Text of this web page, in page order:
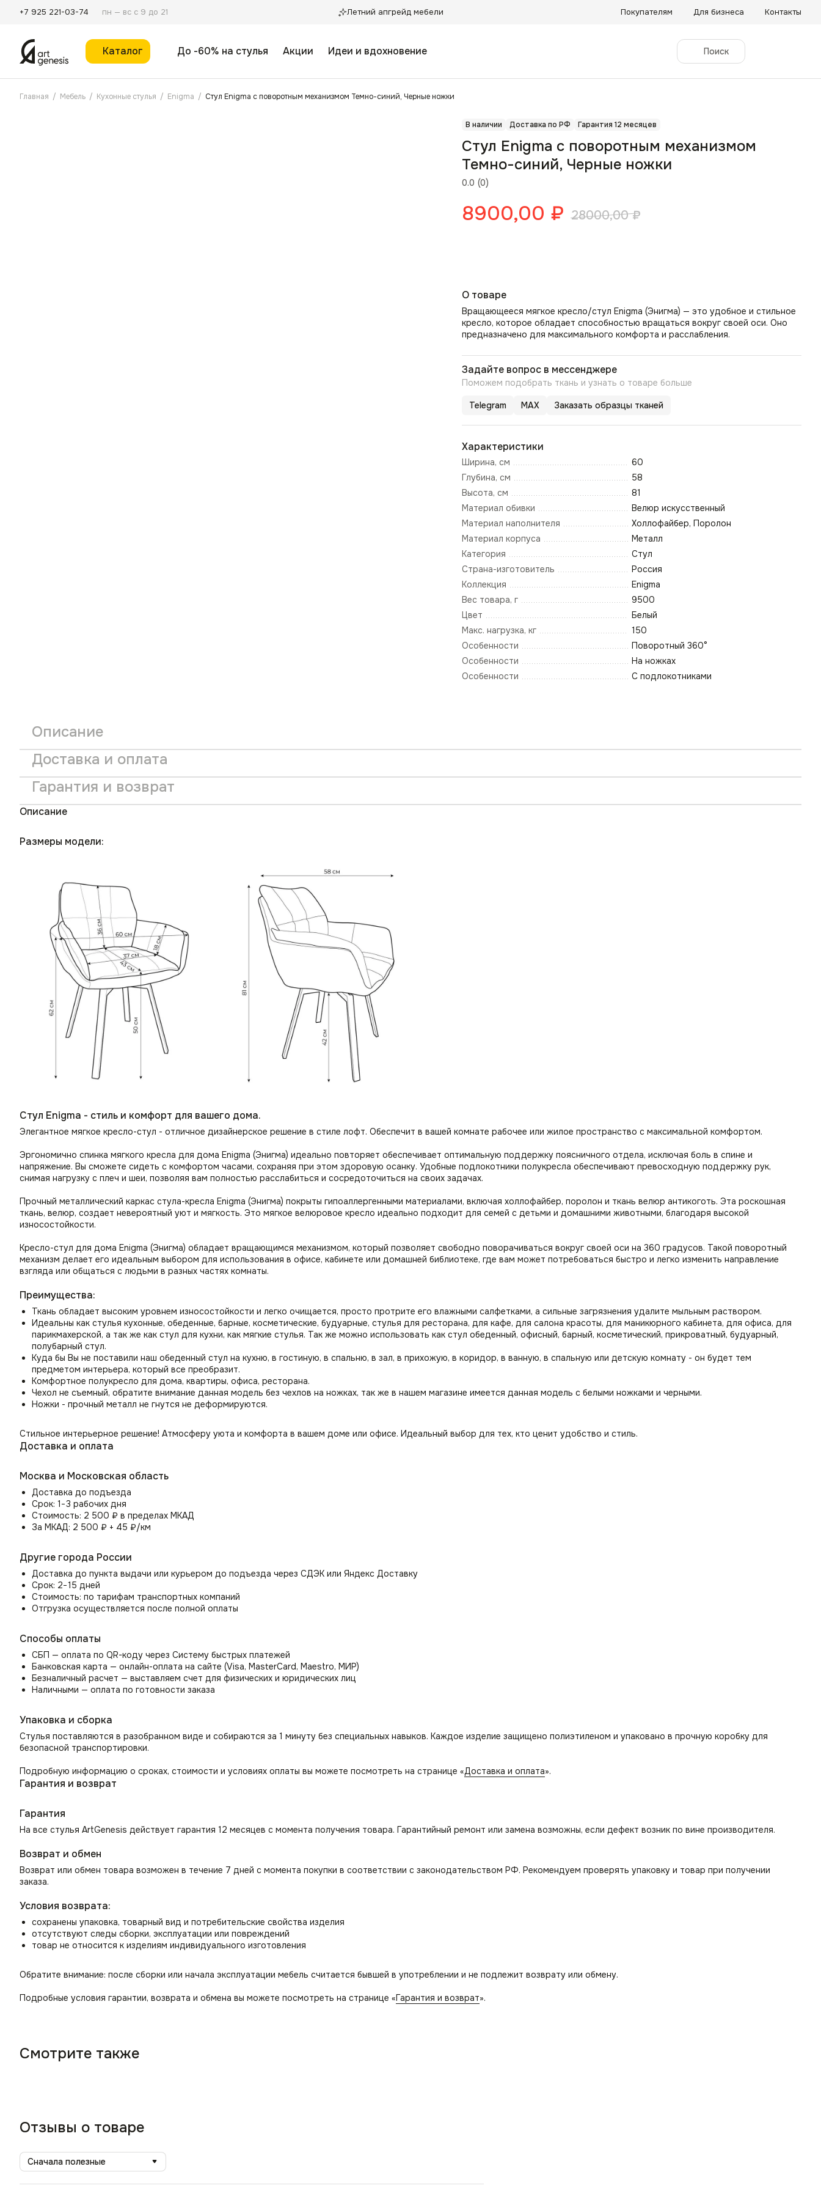
+7 925 221-03-74 пн — вс с 9 до 21 Летний апгрейд мебели Покупателям Для бизнеса Контакты
Каталог До -60% на стулья Акции Идеи и вдохновение Поиск
Главная / Мебель / Кухонные стулья / Enigma / Стул Enigma с поворотным механизмом Темно-синий, Черные ножки
В наличии Доставка по РФ Гарантия 12 месяцев
0.0 (0)
Стул Enigma с поворотным механизмом
Темно-синий, Черные ножки
8900,00 ₽ 28000,00 ₽
О товаре
Вращающееся мягкое кресло/стул Enigma (Энигма) — это удобное и стильное
кресло, которое обладает способностью вращаться вокруг своей оси. Оно
предназначено для максимального комфорта и расслабления.
Задайте вопрос в мессенджере
Поможем подобрать ткань и узнать о товаре больше
Telegram MAX Заказать образцы тканей
Характеристики
Ширина, см
60
Глубина, см
58
Высота, см
81
Материал обивки
Велюр искусственный
Материал наполнителя
Холлофайбер, Поролон
Материал корпуса
Металл
Категория
Стул
Страна-изготовитель
Россия
Коллекция
Enigma
Вес товара, г
9500
Цвет
Белый
Макс. нагрузка, кг
150
Особенности
Поворотный 360°
Особенности
На ножках
Особенности
С подлокотниками
Описание
Доставка и оплата
Гарантия и возврат
Описание
Размеры модели:
Стул Enigma - стиль и комфорт для вашего дома.
Элегантное мягкое кресло-стул - отличное дизайнерское решение в стиле лофт. Обеспечит в вашей комнате рабочее или жилое пространство с максимальной комфортом.
Эргономично спинка мягкого кресла для дома Enigma (Энигма) идеально повторяет обеспечивает оптимальную поддержку поясничного отдела, исключая боль в спине и
напряжение. Вы сможете сидеть с комфортом часами, сохраняя при этом здоровую осанку. Удобные подлокотники полукресла обеспечивают превосходную поддержку рук,
снимая нагрузку с плеч и шеи, позволяя вам полностью расслабиться и сосредоточиться на своих задачах.
Прочный металлический каркас стула-кресла Enigma (Энигма) покрыты гипоаллергенными материалами, включая холлофайбер, поролон и ткань велюр антикоготь. Эта роскошная
ткань, велюр, создает невероятный уют и мягкость. Это мягкое велюровое кресло идеально подходит для семей с детьми и домашними животными, благодаря высокой
износостойкости.
Кресло-стул для дома Enigma (Энигма) обладает вращающимся механизмом, который позволяет свободно поворачиваться вокруг своей оси на 360 градусов. Такой поворотный
механизм делает его идеальным выбором для использования в офисе, кабинете или домашней библиотеке, где вам может потребоваться быстро и легко изменить направление
взгляда или общаться с людьми в разных частях комнаты.
Преимущества:
Ткань обладает высоким уровнем износостойкости и легко очищается, просто протрите его влажными салфетками, а сильные загрязнения удалите мыльным раствором.
Идеальны как стулья кухонные, обеденные, барные, косметические, будуарные, стулья для ресторана, для кафе, для салона красоты, для маникюрного кабинета, для офиса, для
парикмахерской, а так же как стул для кухни, как мягкие стулья. Так же можно использовать как стул обеденный, офисный, барный, косметический, прикроватный, будуарный,
полубарный стул.
Куда бы Вы не поставили наш обеденный стул на кухню, в гостиную, в спальню, в зал, в прихожую, в коридор, в ванную, в спальную или детскую комнату - он будет тем
предметом интерьера, который все преобразит.
Комфортное полукресло для дома, квартиры, офиса, ресторана.
Чехол не съемный, обратите внимание данная модель без чехлов на ножках, так же в нашем магазине имеется данная модель с белыми ножками и черными.
Ножки - прочный металл не гнутся не деформируются.
Стильное интерьерное решение! Атмосферу уюта и комфорта в вашем доме или офисе. Идеальный выбор для тех, кто ценит удобство и стиль.
Доставка и оплата
Москва и Московская область
Доставка до подъезда
Срок: 1−3 рабочих дня
Стоимость: 2 500 ₽ в пределах МКАД
За МКАД: 2 500 ₽ + 45 ₽/км
Другие города России
Доставка до пункта выдачи или курьером до подъезда через СДЭК или Яндекс Доставку
Срок: 2−15 дней
Стоимость: по тарифам транспортных компаний
Отгрузка осуществляется после полной оплаты
Способы оплаты
СБП — оплата по QR-коду через Систему быстрых платежей
Банковская карта — онлайн-оплата на сайте (Visa, MasterCard, Maestro, МИР)
Безналичный расчет — выставляем счет для физических и юридических лиц
Наличными — оплата по готовности заказа
Упаковка и сборка
Стулья поставляются в разобранном виде и собираются за 1 минуту без специальных навыков. Каждое изделие защищено полиэтиленом и упаковано в прочную коробку для
безопасной транспортировки.
Подробную информацию о сроках, стоимости и условиях оплаты вы можете посмотреть на странице «Доставка и оплата».
Гарантия и возврат
Гарантия
На все стулья ArtGenesis действует гарантия 12 месяцев с момента получения товара. Гарантийный ремонт или замена возможны, если дефект возник по вине производителя.
Возврат и обмен
Возврат или обмен товара возможен в течение 7 дней с момента покупки в соответствии с законодательством РФ. Рекомендуем проверять упаковку и товар при получении
заказа.
Условия возврата:
сохранены упаковка, товарный вид и потребительские свойства изделия
отсутствуют следы сборки, эксплуатации или повреждений
товар не относится к изделиям индивидуального изготовления
Обратите внимание: после сборки или начала эксплуатации мебель считается бывшей в употреблении и не подлежит возврату или обмену.
Подробные условия гарантии, возврата и обмена вы можете посмотреть на странице «Гарантия и возврат».
Смотрите также
Отзывы о товаре
Сначала полезные